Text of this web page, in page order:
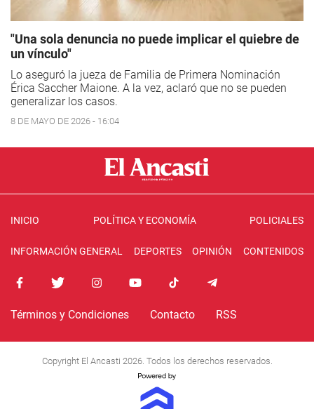
"Una sola denuncia no puede implicar el quiebre de
un vínculo"
Lo aseguró la jueza de Familia de Primera Nominación
Érica Saccher Maione. A la vez, aclaró que no se pueden
generalizar los casos.
8 DE MAYO DE 2026 - 16:04
INICIO POLÍTICA Y ECONOMÍA POLICIALES
INFORMACIÓN GENERAL DEPORTES OPINIÓN CONTENIDOS
Términos y Condiciones Contacto RSS
Copyright El Ancasti 2026. Todos los derechos reservados.